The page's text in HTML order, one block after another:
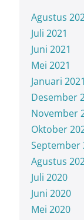
Agustus
Juli 2021
Juni 2021
Mei 2021
Januari 2021
Desember
November
Oktober
September
Agustus
Juli 2020
Juni 2020
Mei 2020